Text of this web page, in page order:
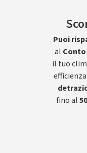
Puoi
al Conto
il tuo
fino al